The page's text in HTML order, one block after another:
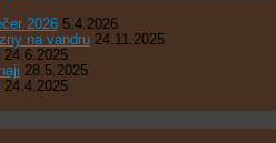
2026 5.4.2026
na vandru 24.11.2025
24.6.2025
28.5.2025
24.4.2025